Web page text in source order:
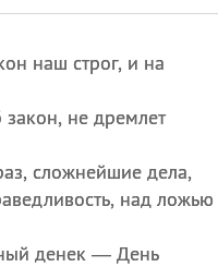
наш строг, и на
не дремлет
сложнейшие дела,
над ложью
денек — День